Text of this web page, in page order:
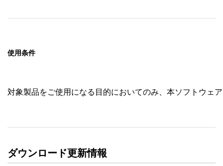
使用条件
対象製品をご使用になる目的においてのみ、本ソフトウェ
ダウンロード更新情報